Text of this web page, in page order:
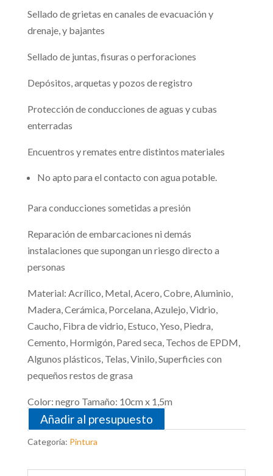
Sellado de grietas en canales de evacuación y
drenaje, y bajantes
Sellado de juntas, fisuras o perforaciones
Depósitos, arquetas y pozos de registro
Protección de conducciones de aguas y cubas
enterradas
Encuentros y remates entre distintos materiales
No apto para el contacto con agua potable.
Para conducciones sometidas a presión
Reparación de embarcaciones ni demás
instalaciones que supongan un riesgo directo a
personas
Material: Acrílico, Metal, Acero, Cobre, Aluminio,
Madera, Cerámica, Porcelana, Azulejo, Vidrio,
Caucho, Fibra de vidrio, Estuco, Yeso, Piedra,
Cemento, Hormigón, Pared seca, Techos de EPDM,
Algunos plásticos, Telas, Vinilo, Superficies con
pequeños restos de grasa
Color: negro Tamaño: 10cm x 1,5m
Añadir al presupuesto
Categoría: Pintura